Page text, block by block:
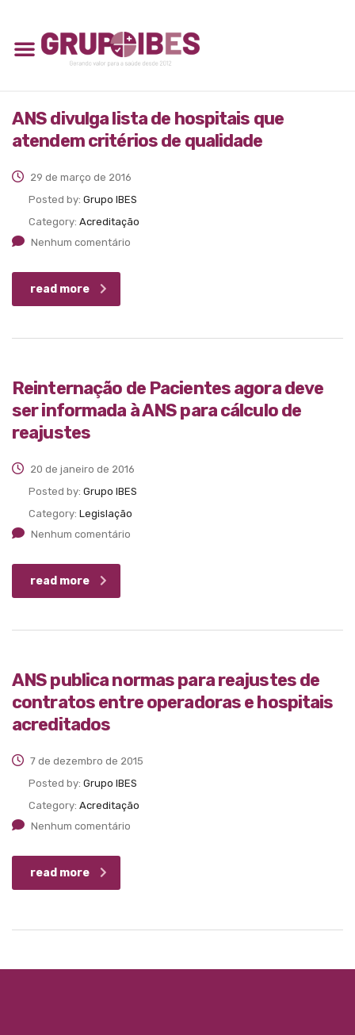
ANS divulga lista de hospitais que
atendem critérios de qualidade
29 de março de 2016
Posted by: Grupo IBES
Category: Acreditação
Nenhum comentário
read more
Reinternação de Pacientes agora deve
ser informada à ANS para cálculo de
reajustes
20 de janeiro de 2016
Posted by: Grupo IBES
Category: Legislação
Nenhum comentário
read more
ANS publica normas para reajustes de
contratos entre operadoras e hospitais
acreditados
7 de dezembro de 2015
Posted by: Grupo IBES
Category: Acreditação
Nenhum comentário
read more